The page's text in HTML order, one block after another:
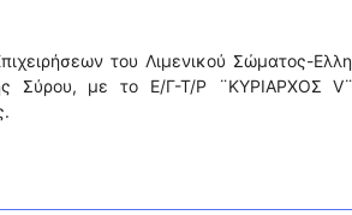
του Λιμενικού Σώματος-
Σύρου, με το Ε/Γ-Τ/Ρ ¨ΚΥΡΙΑΡΧΟΣ